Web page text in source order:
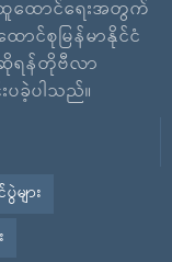
ထူထောင်ရေးအတွက်
ာင်စုမြန်မာနိုင်ငံ
ဆိုရန်တိုဗီလာ
ပခဲ့ပါသည်။
များ